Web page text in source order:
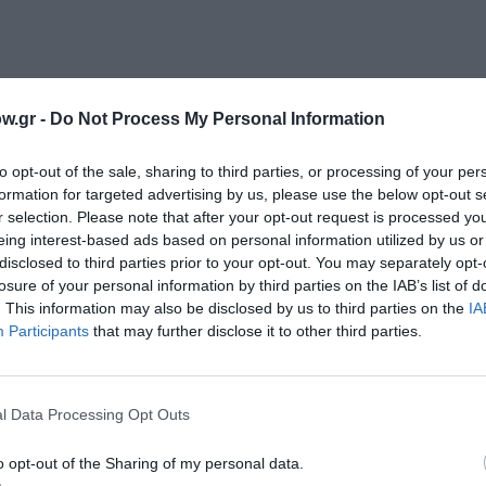
- Do Not Process My Personal Information
opt-out of the sale, sharing to third parties, or processing of your
for targeted advertising by us, please use the below opt-out
selection. Please note that after your opt-out request is processed
interest-based ads based on personal information utilized by us
to third parties prior to your opt-out. You may separately
of your personal information by third parties on the IAB’s list of
This information may also be disclosed by us to third parties on the
Participants that may further disclose it to other third parties.
Data Processing Opt Outs
opt-out of the Sharing of my personal data.
ζευγάρι ξεκινά τη μέρα του με τη ρουτίνα της
τα αποτεφρώσει και να επιστρέψει τις στάχτες τους.
ζώα σκοτωμένα από διερχόμενα οχήματα τα
να είναι και το σπίτι τους. Σε αυτόν τον
ίδιο το ζευγάρι προκαλεί ένα οδικό δυστύχημα με
αισθησιασμό, το Kala azar είναι μια ταινία για
εξωτερικό, ο Κωνσταντίνος συναντά τη Σοφία στο
συμφωνούν να παίξουν ένα παιχνίδι για να μοιραστούν